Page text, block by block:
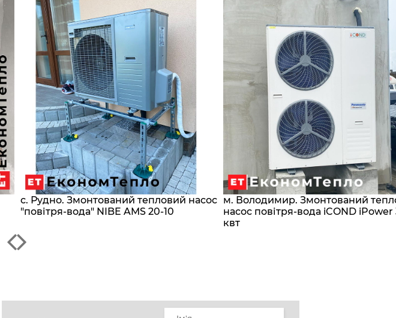
с. Рудно. Змонтований тепловий насос
"повітря-вода" NIBE AMS 20-10
м. Володимир. Змонтований
насос повітря-вода iCOND iPower
квт